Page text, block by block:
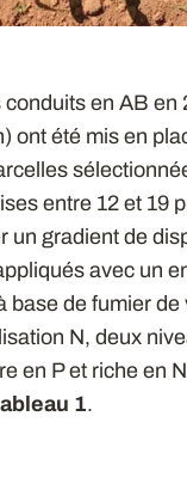
en AB
ont été mis en
entre 12 et 19
un gradient de
avec un
base de fumier
N, deux
en P et riche en
1.